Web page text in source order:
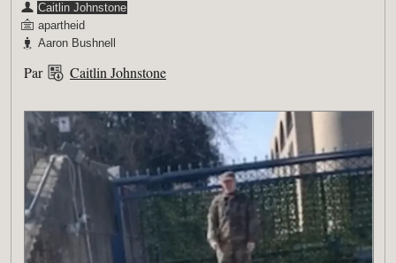
Caitlin Johnstone
apartheid
Aaron Bushnell
Par Caitlin Johnstone